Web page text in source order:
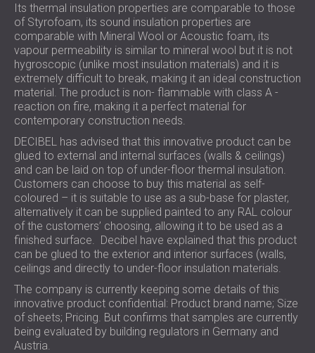
Its thermal insulation properties are comparable to those
of Styrofoam, its sound insulation properties are
comparable with Mineral Wool or Acoustic foam, its
vapour permeability is similar to mineral wool but it is not
hygroscopic (unlike most insulation materials) and it is
extremely difficult to break, making it an ideal construction
material. The product is non- flammable with class A -
reaction on fire, making it a perfect material for
contemporary construction needs.
DECIBEL has advised that this innovative product can be
glued to external and internal surfaces (walls & ceilings)
and can be laid on top of under-floor thermal insulation.
Customers can choose to buy this material as self-
coloured – it is suitable to use as a sub-base for plaster,
alternatively it can be supplied painted to any RAL colour
of the customers’ choosing, allowing it to be used as a
finished surface. Decibel have explained that this product
can be glued to the exterior and interior surfaces (walls,
ceilings and directly to under-floor insulation materials.
The company is currently keeping some details of this
innovative product confidential: Product brand name; Size
of sheets; Pricing. But confirms that samples are currently
being evaluated by building regulators in Germany and
Austria.